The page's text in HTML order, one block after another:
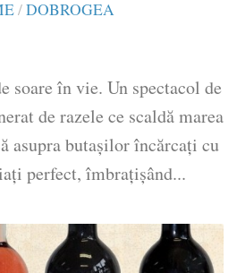
/DOBROGEA
soare în vie. Un spectacol de
de razele ce scaldă marea
asupra butașilor încărcați cu
perfect, îmbrațișând...